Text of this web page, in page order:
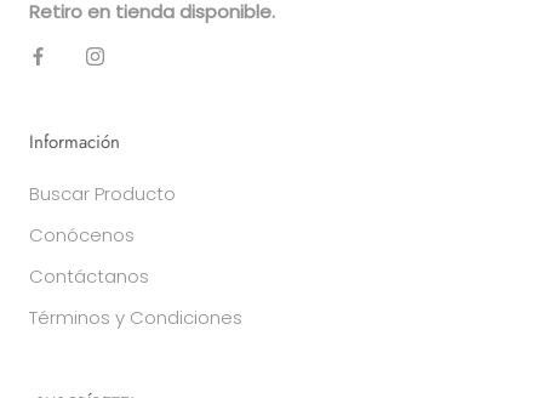
Retiro en tienda disponible.
Información
Buscar Producto
Conócenos
Contáctanos
Términos y Condiciones